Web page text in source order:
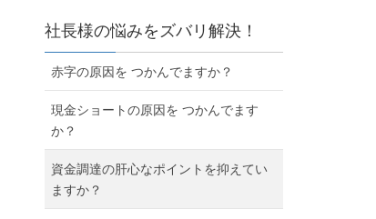
社長様の悩みをズバリ解決！
赤字の原因を つかんでますか？
現金ショートの原因を つかんでます
か？
資金調達の肝心なポイントを抑えてい
ますか？